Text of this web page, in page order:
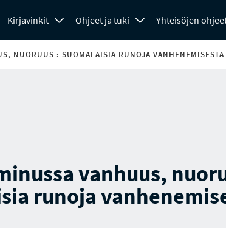
Kirjavinkit Ohjeet ja tuki Yhteisöjen
NUORUUS : SUOMALAISIA RUNOJA VANHENEMISESTA
vanhuus,
runoja